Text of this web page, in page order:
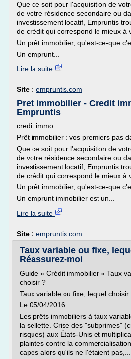
Que ce soit pour l'acquisition de
de votre résidence secondaire ou
investissement locatif, Empruntis
de crédit qui correspond le mieux à
Un prêt immobilier, qu'est-ce-que
Un emprunt...
Lire la suite
Site : empruntis.com
Pret immobilier - Credit
Empruntis
credit immo
Prêt immobilier : vos premiers pas
Que ce soit pour l'acquisition de
de votre résidence secondaire ou
investissement locatif, Empruntis
de crédit qui correspond le mieux à
Un prêt immobilier, qu'est-ce-que
Un emprunt immobilier est un...
Lire la suite
Site : empruntis.com
Taux variable ou fixe,
Réassurez-moi
Guide » Crédit immobilier » Taux
choisir ?
Taux variable ou fixe, lequel choisir
Le 05/04/2016
Les prêts immobiliers à taux
la sellette. Crise des "subprimes"
risques) aux États-Unis et
plaintes contre la
capés alors qu'ils ne l'étaient pas,...